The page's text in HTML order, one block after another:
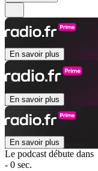
En savoir plus
En savoir plus
En savoir plus
Le podcast débute dans
- 0 sec.